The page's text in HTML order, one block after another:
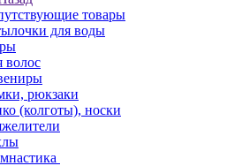
товары
для воды
волос
рюкзаки
(колготы), носки